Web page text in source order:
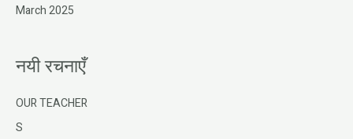
March 2025
नयी रचनाएँ
OUR TEACHER
S